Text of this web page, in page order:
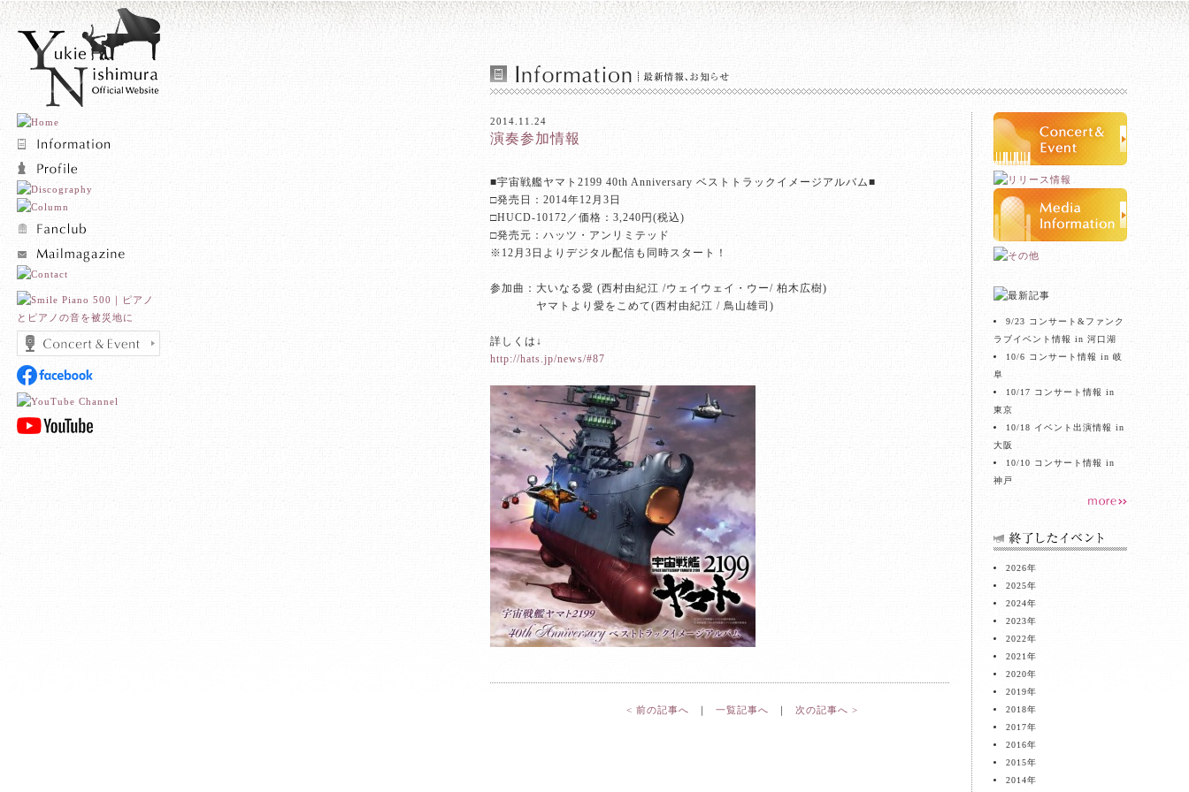
2014.11.24
演奏参加情報
■宇宙戦艦ヤマト2199 40th Anniversary ベストトラックイメージアルバム■
□発売日：2014年12月3日
□HUCD-10172／価格：3,240円(税込)
□発売元：ハッツ・アンリミテッド
※12月3日よりデジタル配信も同時スタート！
参加曲：大いなる愛 (西村由紀江 /ウェイウェイ・ウー/ 柏木広樹)
ヤマトより愛をこめて(西村由紀江 / 鳥山雄司)
詳しくは↓
http://hats.jp/news/#87
< 前の記事へ ｜ 一覧記事へ ｜ 次の記事へ >
9/23 コンサート&ファンク
ラブイベント情報 in 河口湖
10/6 コンサート情報 in 岐
阜
10/17 コンサート情報 in
東京
10/18 イベント出演情報 in
大阪
10/10 コンサート情報 in
神戸
2026年
2025年
2024年
2023年
2022年
2021 年
2020年
2019年
2018年
2017年
2016年
2015年
2014年